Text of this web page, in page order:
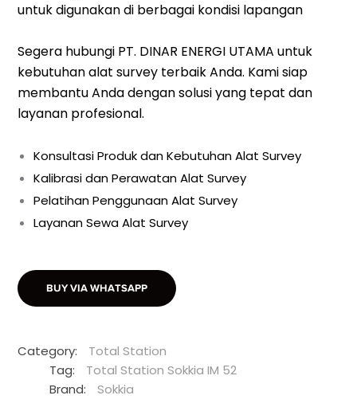
untuk digunakan di berbagai kondisi lapangan
Segera hubungi PT. DINAR ENERGI UTAMA untuk
kebutuhan alat survey terbaik Anda. Kami siap
membantu Anda dengan solusi yang tepat dan
layanan profesional.
Konsultasi Produk dan Kebutuhan Alat Survey
Kalibrasi dan Perawatan Alat Survey
Pelatihan Penggunaan Alat Survey
Layanan Sewa Alat Survey
BUY VIA WHATSAPP
Category:
Total Station
Tag:
Total Station Sokkia IM 52
Brand:
Sokkia